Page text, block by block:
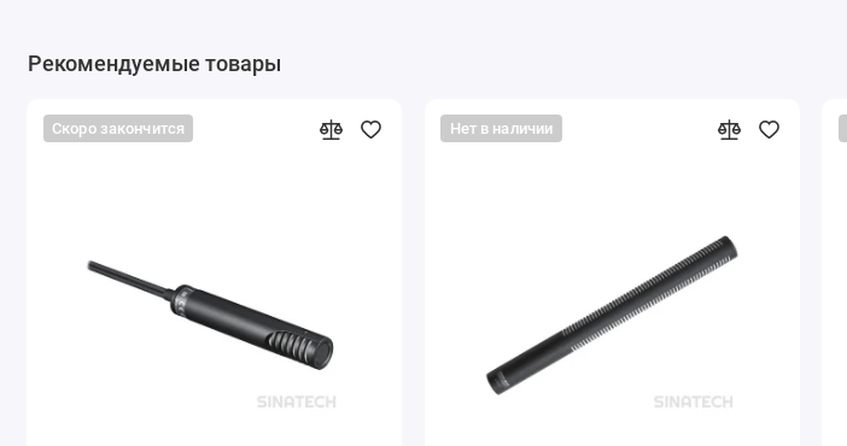
Рекомендуемые товары
Скоро закончится Нет в наличии